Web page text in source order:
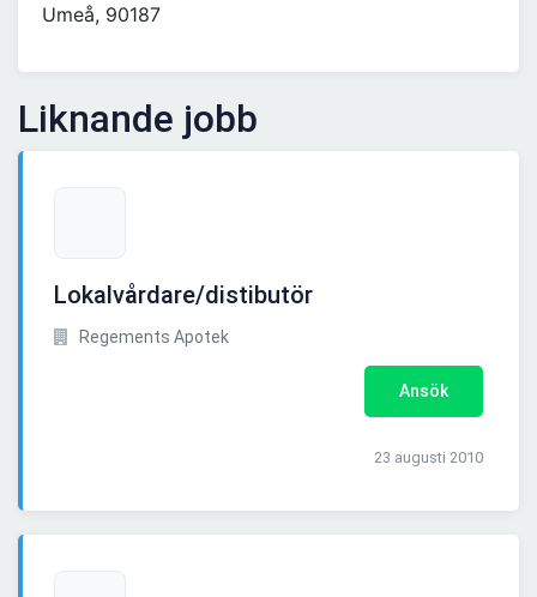
Umeå, 90187
Liknande jobb
Lokalvårdare/distibutör
Regements Apotek
Ansök
23 augusti 2010